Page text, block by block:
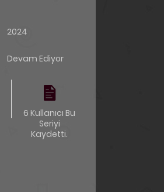
2024
Devam Ediyor
6 Kullanıcı Bu
Seriyi
Kaydetti.